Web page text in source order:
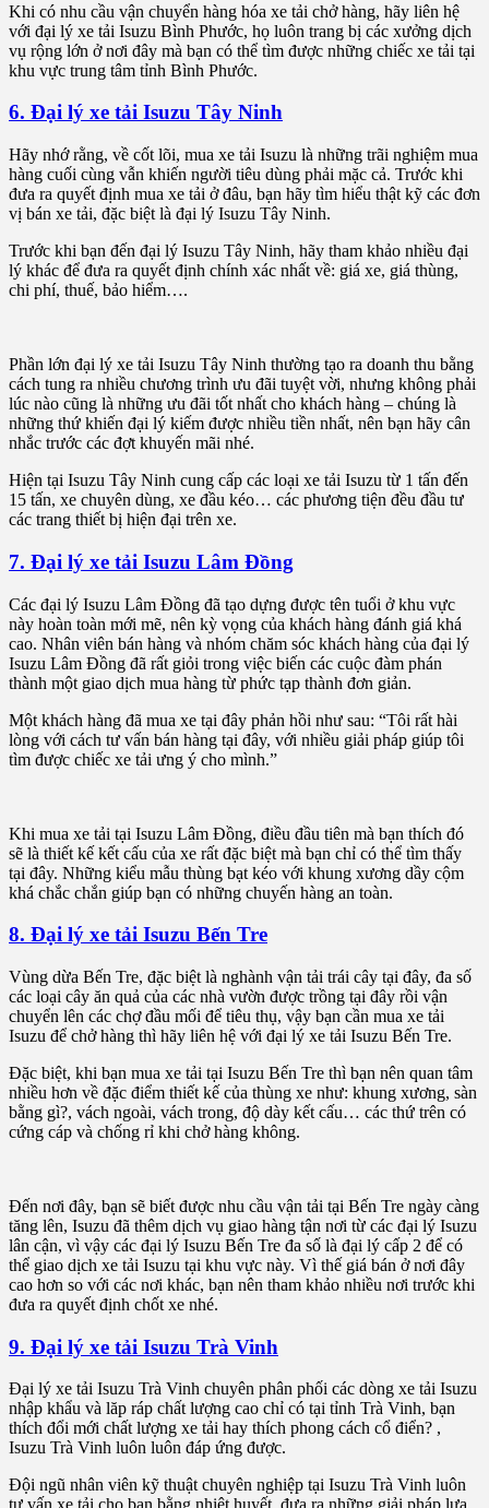
Khi có nhu cầu vận chuyển hàng hóa xe tải chở hàng, hãy liên hệ
với đại lý xe tải Isuzu Bình Phước, họ luôn trang bị các xưởng dịch
vụ rộng lớn ở nơi đây mà bạn có thể tìm được những chiếc xe tải tại
khu vực trung tâm tỉnh Bình Phước.
6. Đại lý xe tải Isuzu Tây Ninh
Hãy nhớ rằng, về cốt lõi, mua xe tải Isuzu là những trãi nghiệm mua
hàng cuối cùng vẫn khiến người tiêu dùng phải mặc cả. Trước khi
đưa ra quyết định mua xe tải ở đâu, bạn hãy tìm hiểu thật kỹ các đơn
vị bán xe tải, đặc biệt là đại lý Isuzu Tây Ninh.
Trước khi bạn đến đại lý Isuzu Tây Ninh, hãy tham khảo nhiều đại
lý khác để đưa ra quyết định chính xác nhất về: giá xe, giá thùng,
chi phí, thuế, bảo hiểm….
Phần lớn đại lý xe tải Isuzu Tây Ninh thường tạo ra doanh thu bằng
cách tung ra nhiều chương trình ưu đãi tuyệt vời, nhưng không phải
lúc nào cũng là những ưu đãi tốt nhất cho khách hàng – chúng là
những thứ khiến đại lý kiếm được nhiều tiền nhất, nên bạn hãy cân
nhắc trước các đợt khuyến mãi nhé.
Hiện tại Isuzu Tây Ninh cung cấp các loại xe tải Isuzu từ 1 tấn đến
15 tấn, xe chuyên dùng, xe đầu kéo… các phương tiện đều đầu tư
các trang thiết bị hiện đại trên xe.
7. Đại lý xe tải Isuzu Lâm Đồng
Các đại lý Isuzu Lâm Đồng đã tạo dựng được tên tuổi ở khu vực
này hoàn toàn mới mẽ, nên kỳ vọng của khách hàng đánh giá khá
cao. Nhân viên bán hàng và nhóm chăm sóc khách hàng của đại lý
Isuzu Lâm Đồng đã rất giỏi trong việc biến các cuộc đàm phán
thành một giao dịch mua hàng từ phức tạp thành đơn giản.
Một khách hàng đã mua xe tại đây phản hồi như sau: “Tôi rất hài
lòng với cách tư vấn bán hàng tại đây, với nhiều giải pháp giúp tôi
tìm được chiếc xe tải ưng ý cho mình.”
Khi mua xe tải tại Isuzu Lâm Đồng, điều đầu tiên mà bạn thích đó
sẽ là thiết kế kết cấu của xe rất đặc biệt mà bạn chỉ có thể tìm thấy
tại đây. Những kiểu mẫu thùng bạt kéo với khung xương dầy cộm
khá chắc chắn giúp bạn có những chuyến hàng an toàn.
8. Đại lý xe tải Isuzu Bến Tre
Vùng dừa Bến Tre, đặc biệt là nghành vận tải trái cây tại đây, đa số
các loại cây ăn quả của các nhà vườn được trồng tại đây rồi vận
chuyển lên các chợ đầu mối để tiêu thụ, vậy bạn cần mua xe tải
Isuzu để chở hàng thì hãy liên hệ với đại lý xe tải Isuzu Bến Tre.
Đặc biệt, khi bạn mua xe tải tại Isuzu Bến Tre thì bạn nên quan tâm
nhiều hơn về đặc điểm thiết kế của thùng xe như: khung xương, sàn
bằng gì?, vách ngoài, vách trong, độ dày kết cấu… các thứ trên có
cứng cáp và chống rỉ khi chở hàng không.
Đến nơi đây, bạn sẽ biết được nhu cầu vận tải tại Bến Tre ngày càng
tăng lên, Isuzu đã thêm dịch vụ giao hàng tận nơi từ các đại lý Isuzu
lân cận, vì vậy các đại lý Isuzu Bến Tre đa số là đại lý cấp 2 để có
thể giao dịch xe tải Isuzu tại khu vực này. Vì thế giá bán ở nơi đây
cao hơn so với các nơi khác, bạn nên tham khảo nhiều nơi trước khi
đưa ra quyết định chốt xe nhé.
9. Đại lý xe tải Isuzu Trà Vinh
Đại lý xe tải Isuzu Trà Vinh chuyên phân phối các dòng xe tải Isuzu
nhập khẩu và lăp ráp chất lượng cao chỉ có tại tỉnh Trà Vinh, bạn
thích đổi mới chất lượng xe tải hay thích phong cách cổ điển? ,
Isuzu Trà Vinh luôn luôn đáp ứng được.
Đội ngũ nhân viên kỹ thuật chuyên nghiệp tại Isuzu Trà Vinh luôn